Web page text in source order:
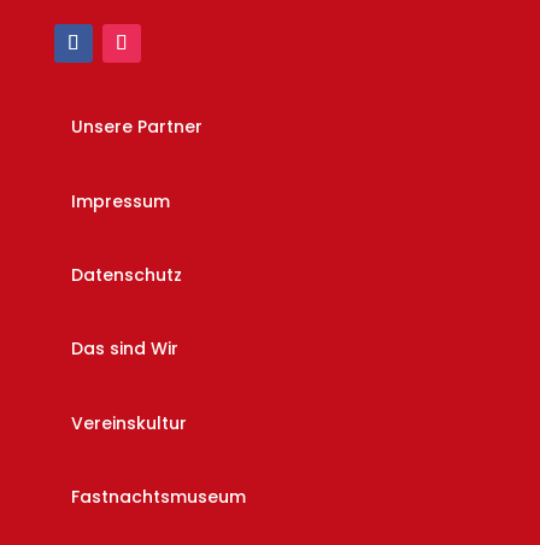
Unsere Partner
Impressum
Datenschutz
Das sind Wir
Vereinskultur
Fastnachtsmuseum